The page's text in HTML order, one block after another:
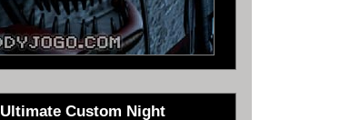
Ultimate Custom Night